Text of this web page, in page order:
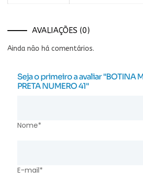
AVALIAÇÕES (0)
Ainda não há comentários.
Seja o primeiro a avaliar "BOTINA
PRETA NUMERO 41"
Nome*
E-mail*